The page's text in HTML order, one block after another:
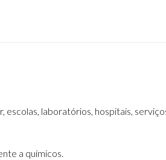
escolas, laboratórios, hospitais,
a químicos.